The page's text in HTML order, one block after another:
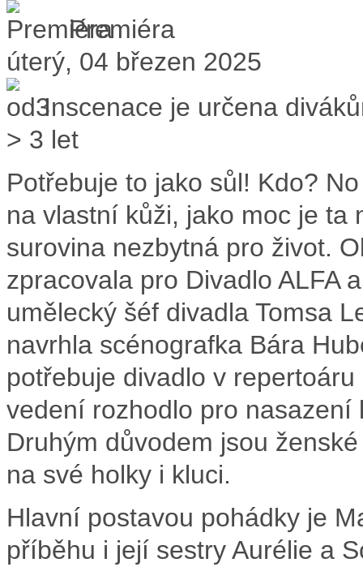
Premiéra
úterý, 04 březen 2025
Inscenace je určena
> 3 let
Potřebuje to jako sůl! Kdo?
na vlastní kůži, jako moc je ta
surovina nezbytná pro život.
zpracovala pro Divadlo ALFA
umělecký šéf divadla Tomsa
navrhla scénografka Bára
potřebuje divadlo v
vedení rozhodlo pro nasazení
Druhým důvodem jsou
na své holky i kluci.
Hlavní postavou pohádky je
příběhu i její sestry Aurélie a